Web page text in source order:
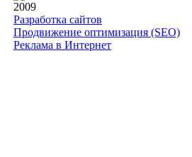
2009
Разработка сайтов
Продвижение оптимизация (SEO)
Реклама в Интернет